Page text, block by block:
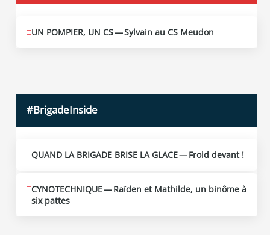
MAI
10
UN POMPIER, UN CS — Sylvain au CS Meudon
#BrigadeInside
QUAND LA BRIGADE BRISE LA GLACE — Froid devant !
CYNOTECHNIQUE — Raïden et Mathilde, un binôme à
six pattes